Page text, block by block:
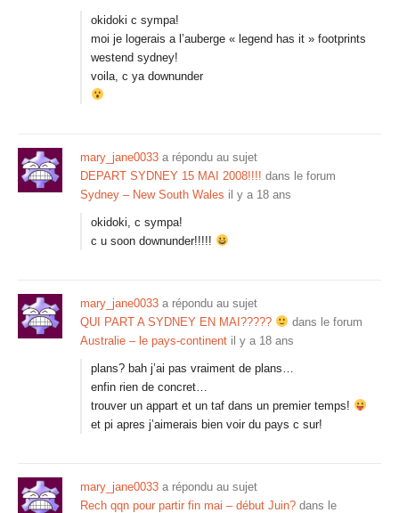
okidoki c sympa!
moi je logerais a l’auberge « legend has it » footprints
westend sydney!
voila, c ya downunder
mary_jane0033 a répondu au sujet
DEPART SYDNEY 15 MAI 2008!!!! dans le forum
Sydney – New South Wales il y a 18 ans
okidoki, c sympa!
c u soon downunder!!!!!
mary_jane0033 a répondu au sujet
QUI PART A SYDNEY EN MAI?????
dans le forum
Australie – le pays-continent il y a 18 ans
plans? bah j’ai pas vraiment de plans…
enfin rien de concret…
trouver un appart et un taf dans un premier temps!
et pi apres j’aimerais bien voir du pays c sur!
mary_jane0033 a répondu au sujet
Rech qqn pour partir fin mai – début Juin? dans le